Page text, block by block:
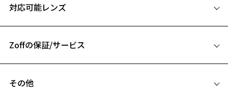
B ブリッジ(鼻部分)の横幅：18mm
対応可能レンズ
フレームとレンズの合計料金を知りたい方へ
Zoffの保証/サービス
その他